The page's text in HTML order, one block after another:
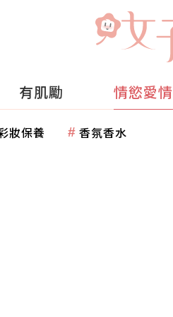
有肌勵 情慾愛情
妝保養 香氛香水